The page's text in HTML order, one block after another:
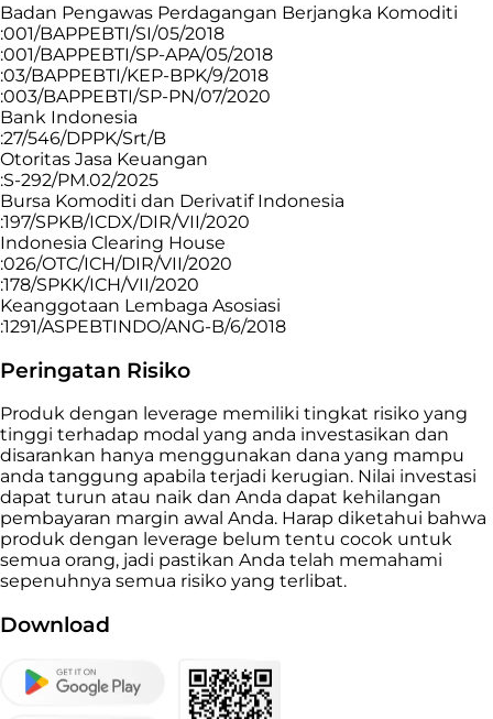
Badan Pengawas Perdagangan Berjangka Komoditi
:001/BAPPEBTI/SI/05/2018
:001/BAPPEBTI/SP-APA/05/2018
:03/BAPPEBTI/KEP-BPK/9/2018
:003/BAPPEBTI/SP-PN/07/2020
Bank Indonesia
:27/546/DPPK/Srt/B
Otoritas Jasa Keuangan
:S-292/PM.02/2025
Bursa Komoditi dan Derivatif Indonesia
:197/SPKB/ICDX/DIR/VII/2020
Indonesia Clearing House
:026/OTC/ICH/DIR/VII/2020
:178/SPKK/ICH/VII/2020
Keanggotaan Lembaga Asosiasi
:1291/ASPEBTINDO/ANG-B/6/2018
Peringatan Risiko
Produk dengan leverage memiliki tingkat risiko yang
tinggi terhadap modal yang anda investasikan dan
disarankan hanya menggunakan dana yang mampu
anda tanggung apabila terjadi kerugian. Nilai investasi
dapat turun atau naik dan Anda dapat kehilangan
pembayaran margin awal Anda. Harap diketahui bahwa
produk dengan leverage belum tentu cocok untuk
semua orang, jadi pastikan Anda telah memahami
sepenuhnya semua risiko yang terlibat.
Download